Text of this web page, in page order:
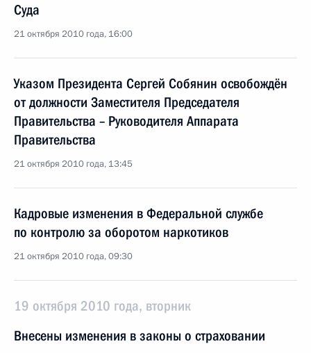
Суда
21 октября 2010 года, 16:00
Указом Президента Сергей Собянин освобождён
от должности Заместителя Председателя
Правительства – Руководителя Аппарата
Правительства
21 октября 2010 года, 13:45
Кадровые изменения в Федеральной службе
по контролю за оборотом наркотиков
21 октября 2010 года, 09:30
19 октября 2010 года, вторник
Внесены изменения в законы о страховании